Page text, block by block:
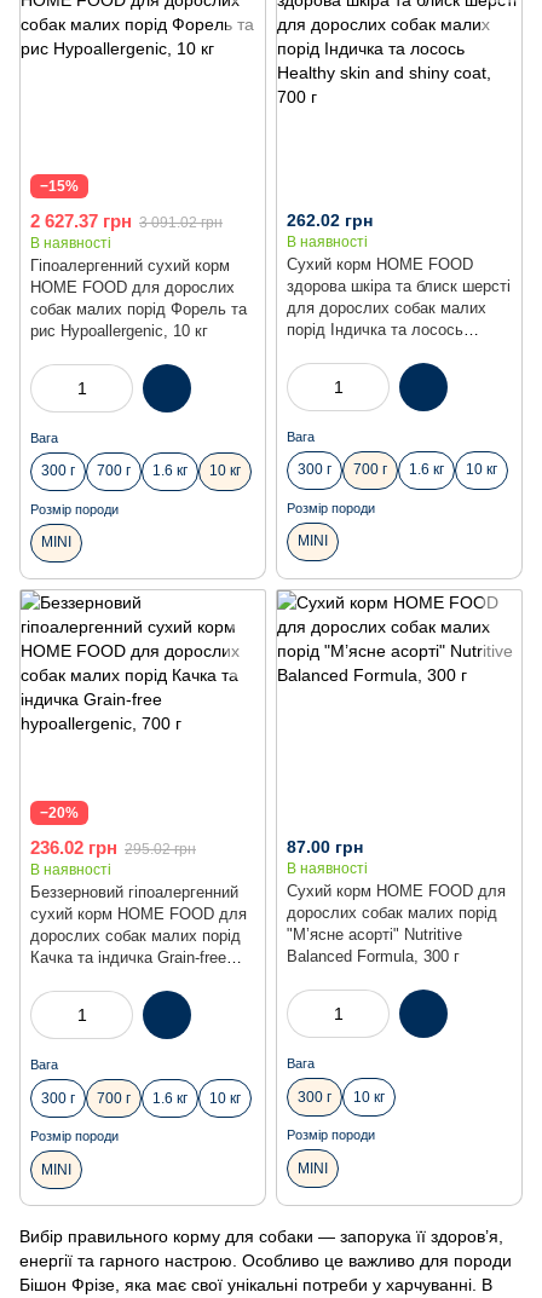
Вибір правильного корму для собаки — запорука її здоров’я,
енергії та гарного настрою. Особливо це важливо для породи
Бішон Фрізе, яка має свої унікальні потреби у харчуванні. В
−15%
Гіпоалергенний сухий корм
HOME FOOD для дорослих
собак малих порід Форель та
рис Hypoallergenic, 10 кг
2 627.37 грн 3 091.02 грн
В наявності
Вага
300 г 700 г 1.6 кг 10 кг
Розмір породи
MINI
Сухий корм HOME FOOD
здорова шкіра та блиск шерсті
для дорослих собак малих
порід Індичка та лосось
700 г
262.02 грн
В наявності
Вага
300 г 700 г 1.6 кг 10 кг
Розмір породи
MINI
−20%
Беззерновий гіпоалергенний
сухий корм HOME FOOD для
дорослих собак малих порід
Качка та індичка Grain-free
236.02 грн 295.02 грн
В наявності
Вага
300 г 700 г 1.6 кг 10 кг
Розмір породи
MINI
Сухий корм HOME FOOD для
дорослих собак малих порід
"М’ясне асорті" Nutritive
Balanced Formula, 300 г
87.00 грн
В наявності
Вага
300 г 10 кг
Розмір породи
MINI